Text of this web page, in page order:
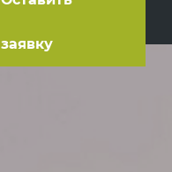
заявку